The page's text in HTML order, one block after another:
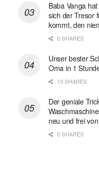
Baba Vanga
sich der Tresor
kommt, den
0 SHARES
Unser bester
Oma in 1
13 SHARES
Der geniale
neu und frei
0 SHARES